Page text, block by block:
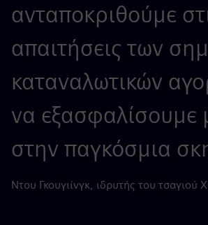
ανταποκριθούμε
απαιτήσεις των
καταναλωτικών
να εξασφαλίσουμε
στην παγκόσμια
Ντου Γκουγιίνγκ, ιδρυτής του τσαγιού